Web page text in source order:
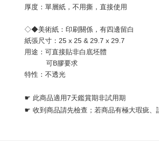
厚度：單層紙 ，不用撕，直接使用
◇◆美術紙：印刷關係，有四邊留白
紙張尺寸：25 x 25 & 29.7 x 29.7
用途：可直接貼非白底坯體
可B膠要求
特性：不透光
☛ 此商品適用7天鑑賞期非試用期
☛ 收到商品請先檢查；若商品有極大瑕疵